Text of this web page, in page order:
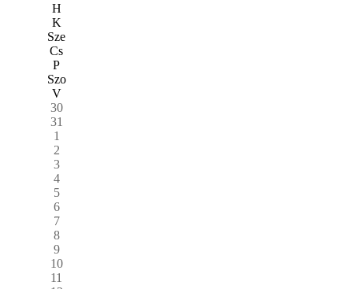
H
K
Sze
Cs
P
Szo
V
30
31
1
2
3
4
5
6
7
8
9
10
11